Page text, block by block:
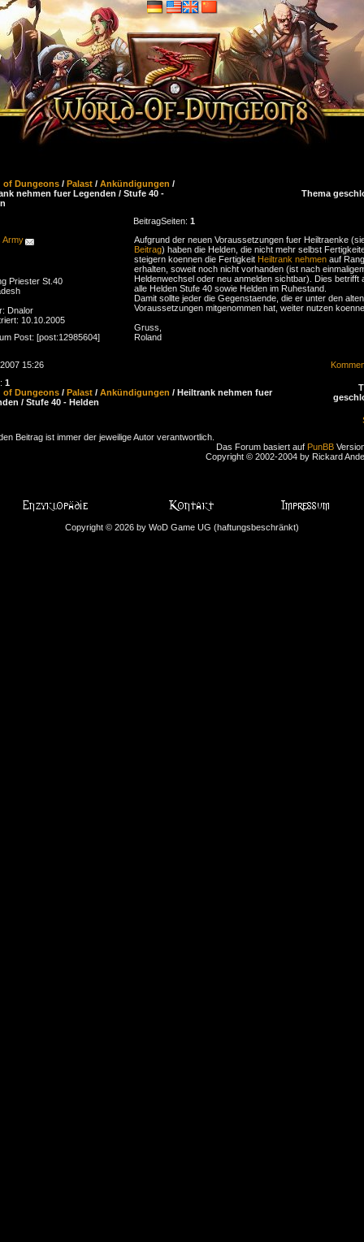
of Dungeons / Palast / Ankündigungen /
nehmen fuer Legenden / Stufe 40 -
Thema
BeitragSeiten: 1
Army
Priester St.40
Dnalor
10.10.2005
Post: [post:12985604]
Aufgrund der neuen Voraussetzungen fuer Heiltraenke
Beitrag) haben die Helden, die nicht mehr selbst
steigern koennen die Fertigkeit Heiltrank nehmen auf
erhalten, soweit noch nicht vorhanden (ist nach
Heldenwechsel oder neu anmelden sichtbar). Dies betrifft
alle Helden Stufe 40 sowie Helden im Ruhestand.
Damit sollte jeder die Gegenstaende, die er unter den alten
Voraussetzungen mitgenommen hat, weiter nutzen
Gruss,
Roland
15:26
1
of Dungeons / Palast / Ankündigungen / Heiltrank nehmen fuer
/ Stufe 40 - Helden
Beitrag ist immer der jeweilige Autor verantwortlich.
Das Forum basiert auf PunBB
Copyright © 2002-2004 by Rickard
Copyright © 2026 by WoD Game UG (haftungsbeschränkt)